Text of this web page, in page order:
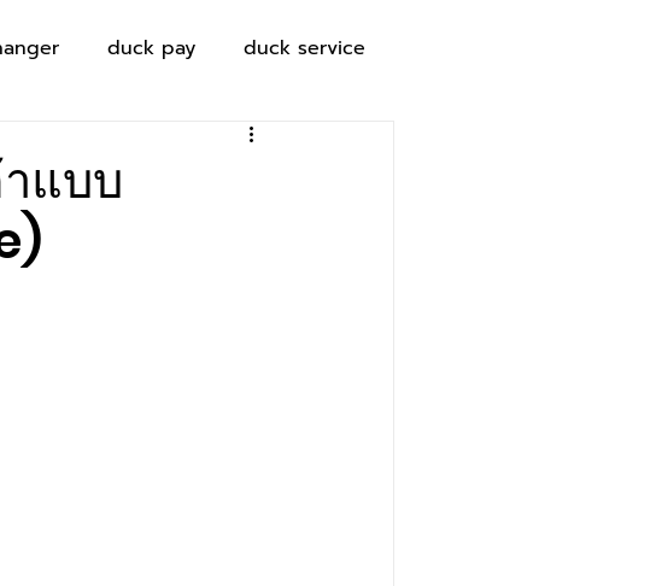
duck pay duck service
แบบ